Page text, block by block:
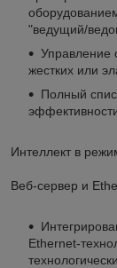
"ведущий/
Управление
жестких или
Полный
Интеллект в
Веб-сервер и
Ethernet-